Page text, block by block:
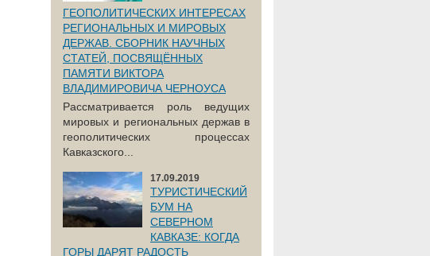
ГЕОПОЛИТИЧЕСКИХ ИНТЕРЕСАХ
РЕГИОНАЛЬНЫХ И МИРОВЫХ
ДЕРЖАВ. СБОРНИК НАУЧНЫХ
СТАТЕЙ, ПОСВЯЩЁННЫХ
ПАМЯТИ ВИКТОРА
ВЛАДИМИРОВИЧА ЧЕРНОУСА
Рассматривается роль ведущих
мировых и региональных держав в
геополитических процессах
Кавказского...
17.09.2019
ТУРИСТИЧЕСКИЙ
БУМ НА
СЕВЕРНОМ
КАВКАЗЕ: КОГДА
ГОРЫ ДАРЯТ РАДОСТЬ